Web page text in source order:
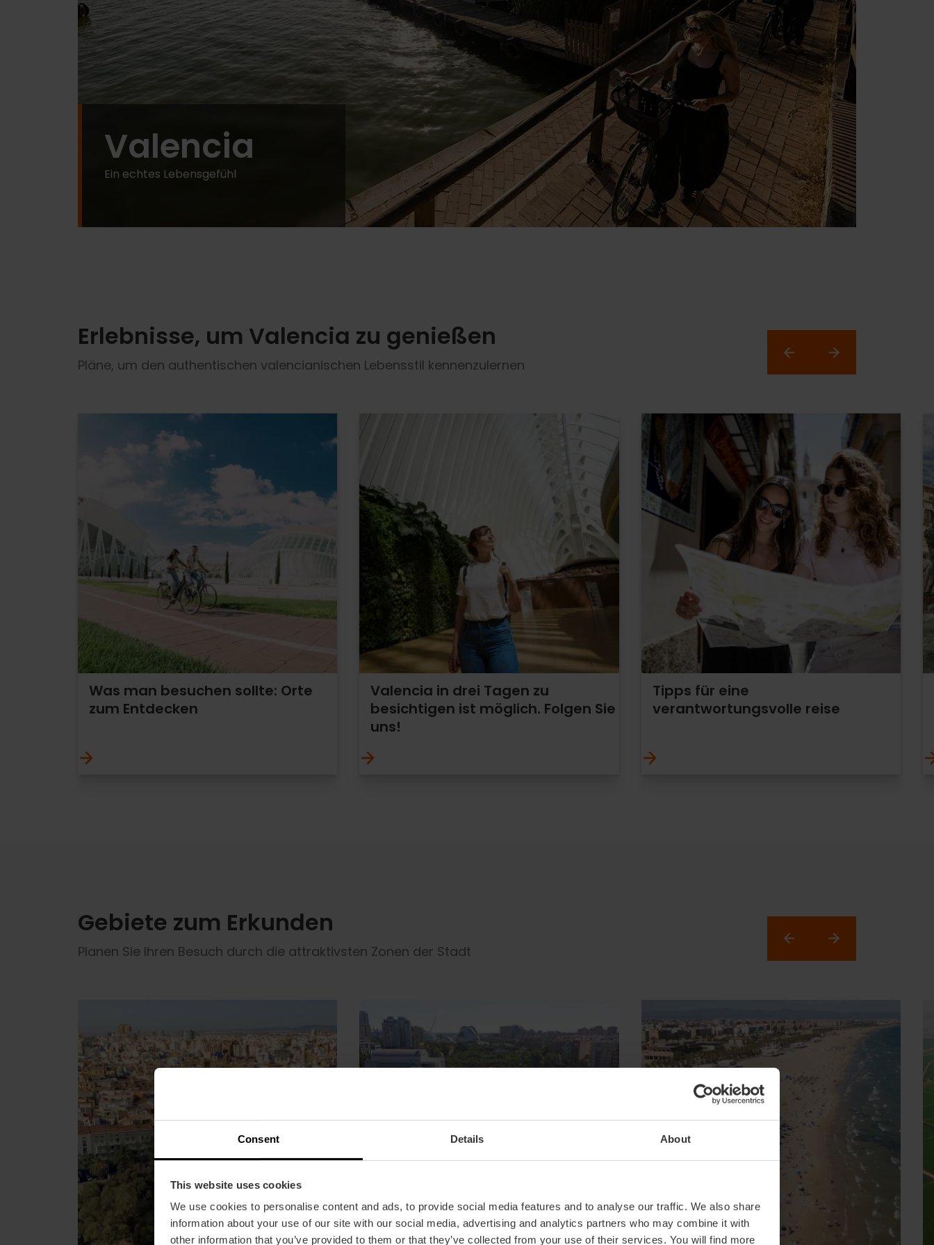
Consent Details About
This website uses cookies
We use cookies to personalise content and ads, to provide social media features and to analyse our traffic. We also share
information about your use of our site with our social media, advertising and analytics partners who may combine it with
other information that you’ve provided to them or that they’ve collected from your use of their services. You will find more
Valencia
Ein echtes Lebensgefühl
Erlebnisse, um Valencia zu genießen
Pläne, um den authentischen valencianischen Lebensstil kennenzulernen
Was man besuchen sollte: Orte
zum Entdecken
Valencia in drei Tagen zu
besichtigen ist möglich. Folgen Sie
uns!
Tipps für eine
verantwortungsvolle reise
Gebiete zum Erkunden
Planen Sie Ihren Besuch durch die attraktivsten Zonen der Stadt